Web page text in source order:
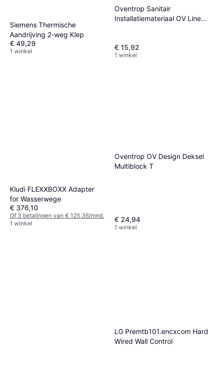
Siemens Thermische
Aandrijving 2-weg Klep
€ 49,29
1 winkel
Oventrop Sanitair
Installatiemateriaal OV Lineg
€ 15,92
1 winkel
Kludi FLEXXBOXX Adapter
for Wasserwege
€ 376,10
Of 3 betalingen van € 125,36/mnd.
1 winkel
Oventrop OV Design Deksel
Multiblock T
€ 24,94
1 winkel
LG Premtb101.encxcom Hard
Wired Wall Control